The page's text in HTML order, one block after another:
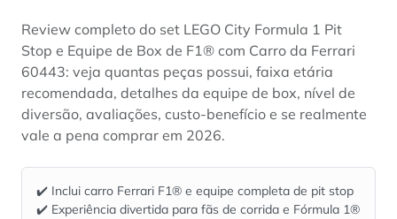
Review completo do set LEGO City Formula 1 Pit
Stop e Equipe de Box de F1® com Carro da Ferrari
60443: veja quantas peças possui, faixa etária
recomendada, detalhes da equipe de box, nível de
diversão, avaliações, custo-benefício e se realmente
vale a pena comprar em 2026.
✔️ Inclui carro Ferrari F1® e equipe completa de pit stop
✔️ Experiência divertida para fãs de corrida e Fórmula 1®